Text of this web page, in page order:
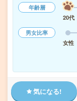
年齢層
20代
男女比率
女性
気になる!